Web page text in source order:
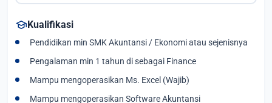
schoolKualifikasi
Pendidikan min SMK Akuntansi / Ekonomi atau sejenisnya
Pengalaman min 1 tahun di sebagai Finance
Mampu mengoperasikan Ms. Excel (Wajib)
Mampu mengoperasikan Software Akuntansi